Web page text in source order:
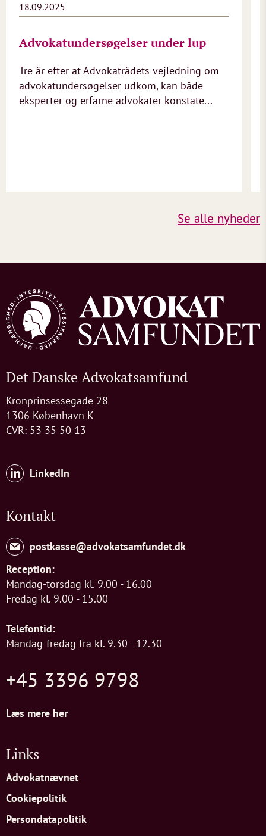
18.09.2025
Advokatundersøgelser under lup
Tre år efter at Advokatrådets vejledning om
advokatundersøgelser udkom, kan både
eksperter og erfarne advokater konstate...
Se alle nyheder
Det Danske Advokatsamfund
Kronprinsessegade 28
1306 København K
CVR: 53 35 50 13
LinkedIn
Kontakt
postkasse@advokatsamfundet.dk
Reception:
Mandag-torsdag kl. 9.00 - 16.00
Fredag kl. 9.00 - 15.00
Telefontid:
Mandag-fredag fra kl. 9.30 - 12.30
+45 3396 9798
Læs mere her
Links
Advokatnævnet
Cookiepolitik
Persondatapolitik